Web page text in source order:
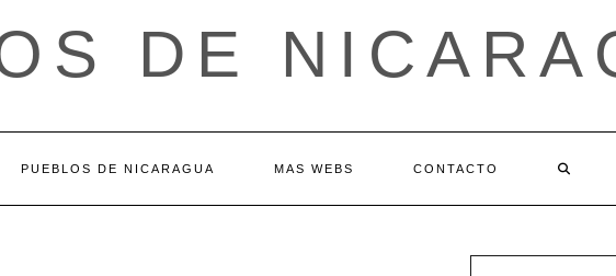
DE
PUEBLOS DE NICARAGUA MAS WEBS CONTACTO